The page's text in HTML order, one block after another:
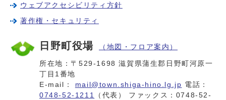
ウェブアクセシビリティ方針
著作権・セキュリティ
日野町役場 （地図・フロア案内）
所在地：〒529-1698 滋賀県蒲生郡日野町河原一
丁目1番地
E-mail： mail@town.shiga-hino.lg.jp 電話：
0748-52-1211
（代表） ファックス：0748-52-